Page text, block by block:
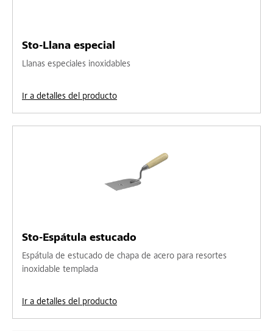
Sto-Llana especial
Llanas especiales inoxidables
Ir a detalles del producto
Sto-Espátula estucado
Espátula de estucado de chapa de acero para resortes
inoxidable templada
Ir a detalles del producto